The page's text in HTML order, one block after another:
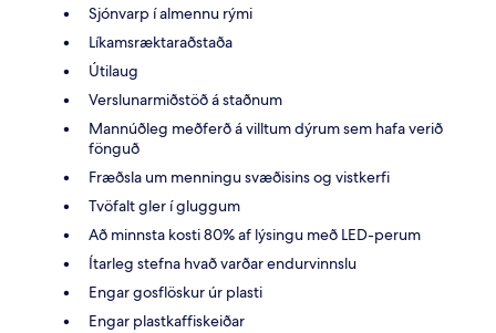
Sjónvarp í almennu rými
Líkamsræktaraðstaða
Útilaug
Verslunarmiðstöð á staðnum
Mannúðleg meðferð á villtum dýrum sem hafa verið
fönguð
Fræðsla um menningu svæðisins og vistkerfi
Tvöfalt gler í gluggum
Að minnsta kosti 80% af lýsingu með LED-perum
Ítarleg stefna hvað varðar endurvinnslu
Engar gosflöskur úr plasti
Engar plastkaffiskeiðar